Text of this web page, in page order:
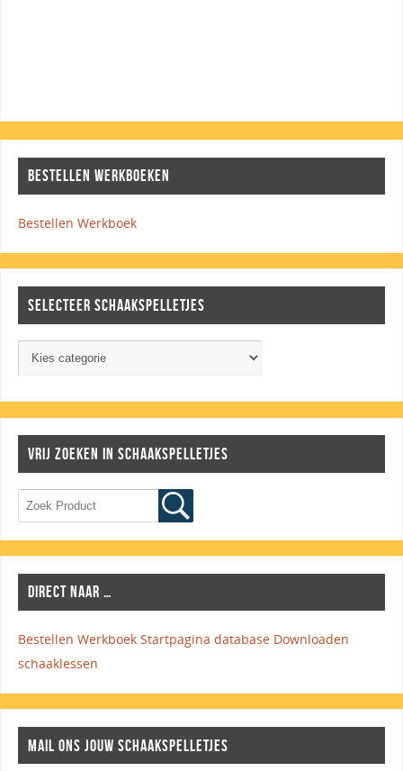
BESTELLEN WERKBOEKEN
Bestellen Werkboek
SELECTEER SCHAAKSPELLETJES
VRIJ ZOEKEN IN SCHAAKSPELLETJES
DIRECT NAAR …
Bestellen Werkboek Startpagina database Downloaden
schaaklessen
MAIL ONS JOUW SCHAAKSPELLETJES